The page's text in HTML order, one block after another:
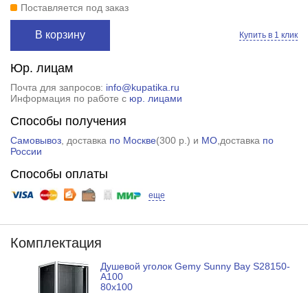
Поставляется под заказ
В корзину Купить в 1 клик
Юр. лицам
Почта для запросов: info@kupatika.ru
Информация по работе с юр. лицами
Способы получения
Самовывоз, доставка по Москве(300 р. ) и МО,доставка по
России
Способы оплаты
еще
Комплектация
Душевой уголок Gemy Sunny Bay S28150-
A100
80x100